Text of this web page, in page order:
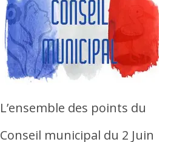
L’ensemble des points du
Conseil municipal du 2 Juin